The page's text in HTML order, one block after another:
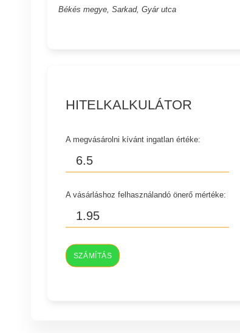
Békés megye, Sarkad, Gyár utca
HITELKALKULÁTOR
A megvásárolni kívánt ingatlan értéke:
A vásárláshoz felhasználandó önerő mértéke:
SZÁMÍTÁS